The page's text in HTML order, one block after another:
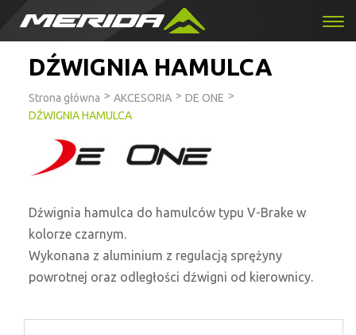
DŹWIGNIA HAMULCA
Strona główna > AKCESORIA > DE ONE >
DŹWIGNIA HAMULCA
Dźwignia hamulca do hamulców typu V-Brake w
kolorze czarnym.
Wykonana z aluminium z regulacją sprężyny
powrotnej oraz odległości dźwigni od kierownicy.